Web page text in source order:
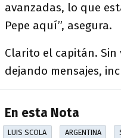
avanzadas, lo que
Pepe aquí”, asegura.
Clarito el capitán. Sin
dejando mensajes,
En esta Nota
LUIS SCOLA ARGENTINA